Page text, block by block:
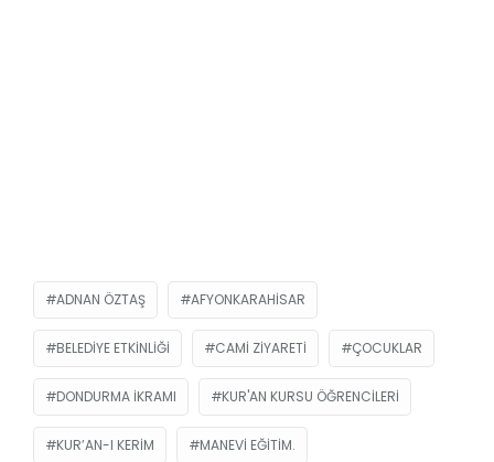
ADNAN ÖZTAŞ AFYONKARAHISAR
BELEDIYE ETKINLIĞI CAMI ZIYARETI ÇOCUKLAR
DONDURMA IKRAMI KUR'AN KURSU ÖĞRENCILERI
KUR’AN-I KERIM MANEVI EĞITIM.